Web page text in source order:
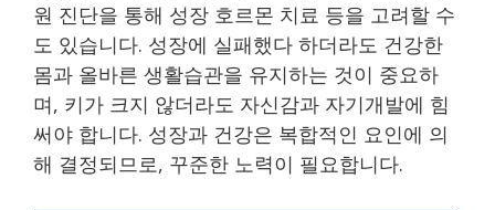
원 진단을 통해 성장 호르몬 치료 등을 고려할 수
도 있습니다. 성장에 실패했다 하더라도 건강한
몸과 올바른 생활습관을 유지하는 것이 중요하
며, 키가 크지 않더라도 자신감과 자기개발에 힘
써야 합니다. 성장과 건강은 복합적인 요인에 의
해 결정되므로, 꾸준한 노력이 필요합니다.